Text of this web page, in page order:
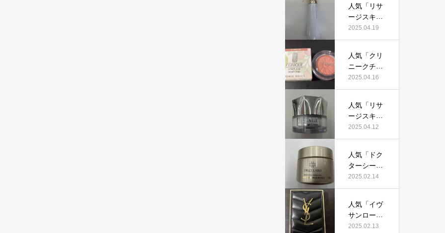
コミを検
証！
リーム」っ
て本当にお
すすめ？美
実際使用し
て口コミを
検証！
人気「リサ
ージスキン
メインテナ
イザーD
当におすす
め？美容マ
ニアの私が
て、口コミ
を検証！
2025.04.19
人気「クリ
ニークチー
クポップ」
って本当に
美容マニア
が実際使用
して口コミ
2025.04.16
人気「リサ
ージスキン
チェンジク
リーム」っ
すすめ？美
容マニアが
実際使用し
検証！
2025.04.12
人気「ドク
ターシーラ
ボ薬用アク
アコラーゲ
リッチリン
クルリペ
ア」って本
2025.02.14
人気「イヴ
サンローラ
ン クチュー
2025.02.13